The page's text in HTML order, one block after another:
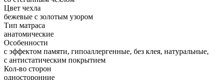
Цвет чехла
бежевые с золотым узором
Тип матраса
анатомические
Особенности
с эффектом памяти, гипоаллергенные, без клея, натуральные,
с антистатическим покрытием
Кол-во сторон
односторонние